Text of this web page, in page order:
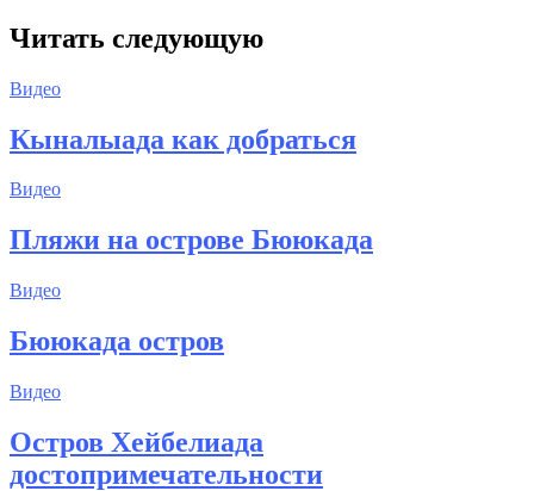
Читать следующую
Видео
Кыналыада как добраться
Видео
Пляжи на острове Бююкада
Видео
Бююкада остров
Видео
Остров Хейбелиада
достопримечательности